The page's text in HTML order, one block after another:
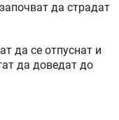
да страдат
да се отпуснат и
да доведат до